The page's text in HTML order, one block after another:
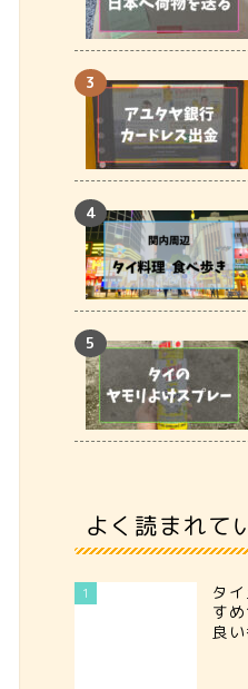
よく読まれて
1
タ
す
良い